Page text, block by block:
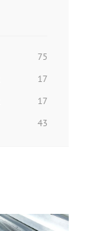
75
17
17
43